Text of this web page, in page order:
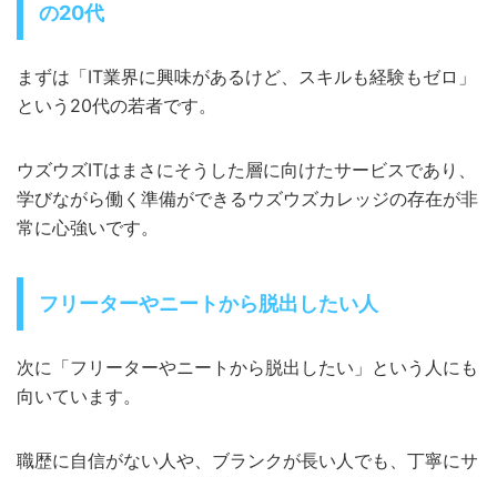
の20代
まずは「IT業界に興味があるけど、スキルも経験もゼロ」
という20代の若者です。
ウズウズITはまさにそうした層に向けたサービスであり、
学びながら働く準備ができるウズウズカレッジの存在が非
常に心強いです。
フリーターやニートから脱出したい人
次に「フリーターやニートから脱出したい」という人にも
向いています。
職歴に自信がない人や、ブランクが長い人でも、丁寧にサ